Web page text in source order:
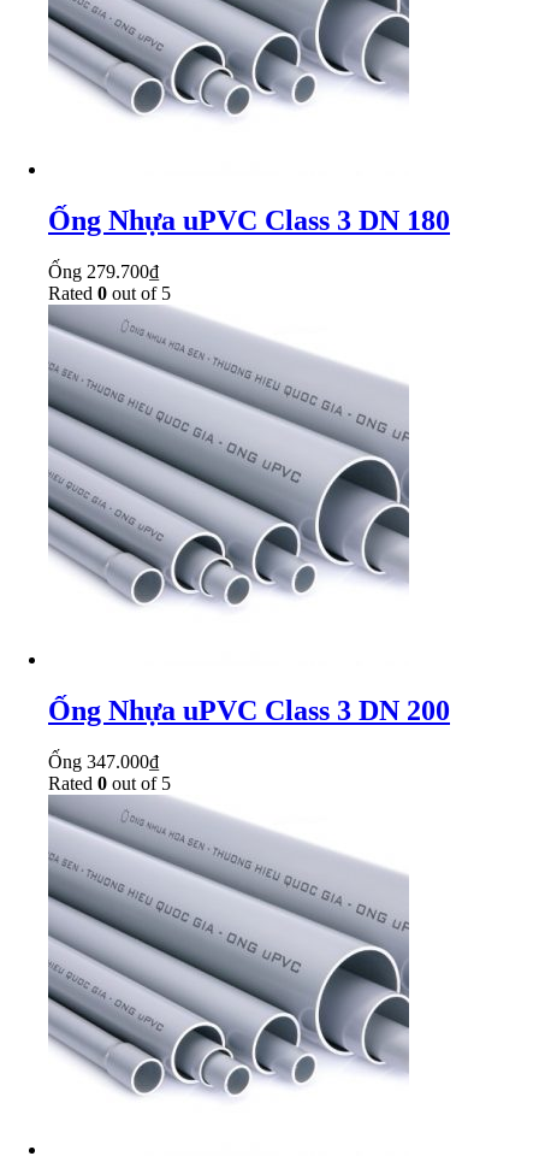
Ống Nhựa uPVC Class 3 DN 180
Ống 279.700₫
Rated 0 out of 5
Ống Nhựa uPVC Class 3 DN 200
Ống 347.000₫
Rated 0 out of 5